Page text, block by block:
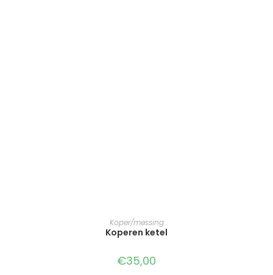
TOEVOEGEN AAN WINKELWAGEN
Koper/messing
Koperen ketel
€35,00